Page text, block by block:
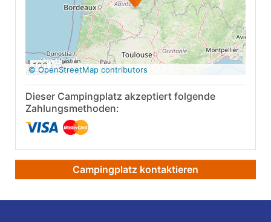
Auf Google Maps
anzeigen
100 km
© OpenStreetMap contributors
Dieser Campingplatz akzeptiert folgende
Zahlungsmethoden:
Campingplatz kontaktieren